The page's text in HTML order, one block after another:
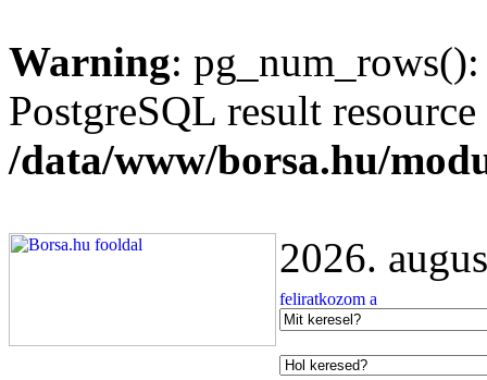
Warning:
PostgreSQL result
/data/www/borsa.hu/
2026.